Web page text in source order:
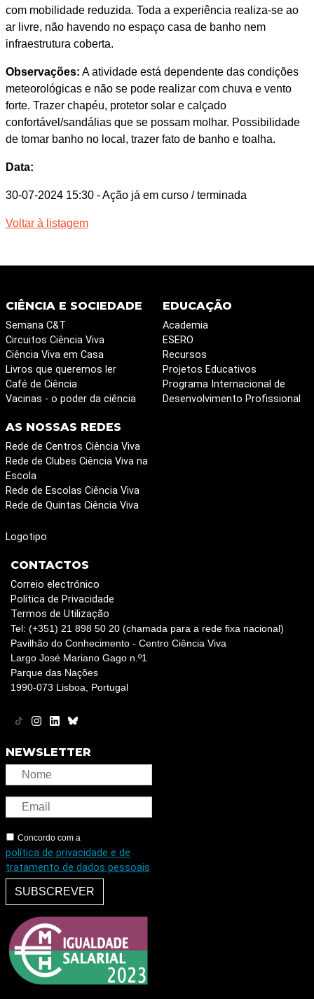
com mobilidade reduzida. Toda a experiência realiza-se ao
ar livre, não havendo no espaço casa de banho nem
infraestrutura coberta.
Observações: A atividade está dependente das condições
meteorológicas e não se pode realizar com chuva e vento
forte. Trazer chapéu, protetor solar e calçado
confortável/sandálias que se possam molhar. Possibilidade
de tomar banho no local, trazer fato de banho e toalha.
Data:
30-07-2024 15:30 - Ação já em curso / terminada
Voltar à listagem
CIÊNCIA E SOCIEDADE
Semana C&T
Circuitos Ciência Viva
Ciência Viva em Casa
Livros que queremos ler
Café de Ciência
Vacinas - o poder da ciência
EDUCAÇÃO
Academia
ESERO
Recursos
Projetos Educativos
Programa Internacional de
Desenvolvimento Profissional
AS NOSSAS REDES
Rede de Centros Ciência Viva
Rede de Clubes Ciência Viva na
Escola
Rede de Escolas Ciência Viva
Rede de Quintas Ciência Viva
Logotipo
CONTACTOS
Correio electrónico
Política de Privacidade
Termos de Utilização
Tel: (+351) 21 898 50 20 (chamada para a rede fixa nacional)
Pavilhão do Conhecimento - Centro Ciência Viva
Largo José Mariano Gago n.º1
Parque das Nações
1990-073 Lisboa, Portugal
NEWSLETTER
Concordo com a
política de privacidade e de
tratamento de dados pessoais
SUBSCREVER